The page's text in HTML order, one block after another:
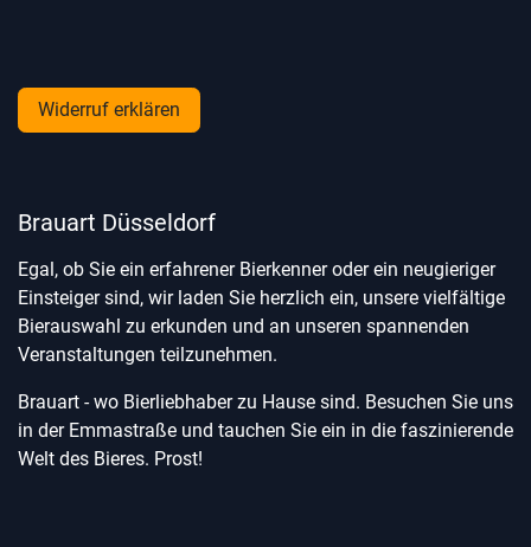
Widerruf erklären
Brauart Düsseldorf
Egal, ob Sie ein erfahrener Bierkenner oder ein neugieriger
Einsteiger sind, wir laden Sie herzlich ein, unsere vielfältige
Bierauswahl zu erkunden und an unseren spannenden
Veranstaltungen teilzunehmen.
Brauart - wo Bierliebhaber zu Hause sind. Besuchen Sie uns
in der Emmastraße und tauchen Sie ein in die faszinierende
Welt des Bieres. Prost!